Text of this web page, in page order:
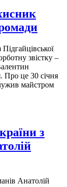
звістку –
Про це 30 січня
майстром
з
Анатолій